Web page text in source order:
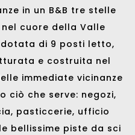
in un B&B tre stelle
nel cuore della Valle
di 9 posti letto,
e costruita nel
immediate vicinanze
ciò che serve: negozi,
pasticcerie, ufficio
bellissime piste da sci